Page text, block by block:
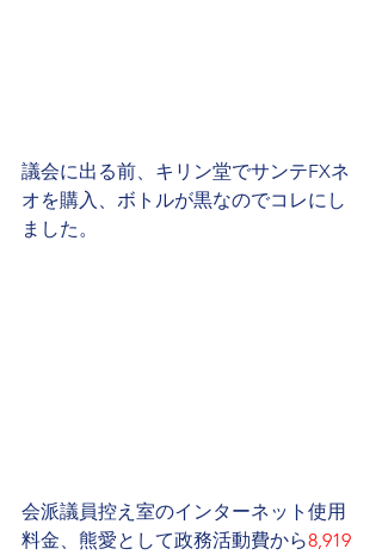
議会に出る前、キリン堂でサンテFXネ
オを購入、ボトルが黒なのでコレにし
ました。
会派議員控え室のインターネット使用
料金、熊愛として政務活動費から8,919